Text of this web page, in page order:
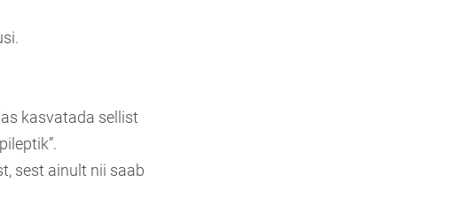
kasvatada sellist
sest ainult nii saab